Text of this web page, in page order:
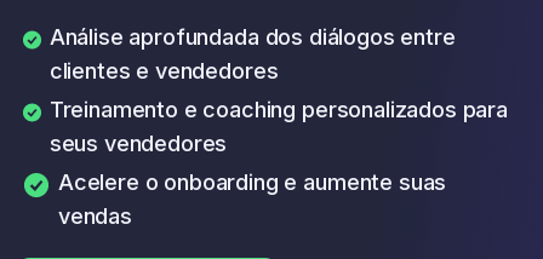
Análise aprofundada dos diálogos entre
clientes e vendedores
Treinamento e coaching personalizados para
seus vendedores
Acelere o onboarding e aumente suas
vendas